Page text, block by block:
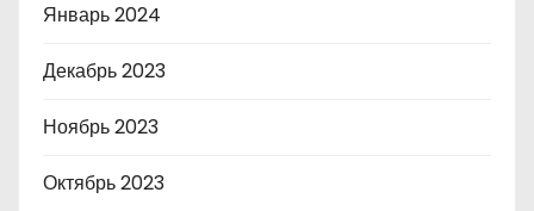
Январь 2024
Декабрь 2023
Ноябрь 2023
Октябрь 2023